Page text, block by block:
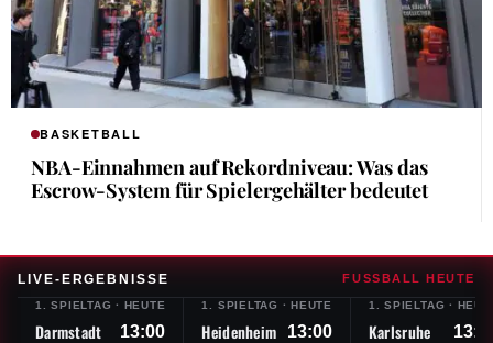
BASKETBALL
NBA-Einnahmen auf Rekordniveau: Was das
Escrow-System für Spielergehälter bedeutet
LIVE-ERGEBNISSE FUSSBALL HEUTE
1. SPIELTAG · HEUTE
Darmstadt 13:00
1. SPIELTAG ·HEUTE
Heidenheim 13:00
1. SPIELTAG ·
Karlsruhe